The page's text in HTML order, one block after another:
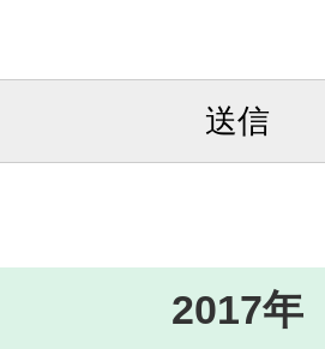
2017年